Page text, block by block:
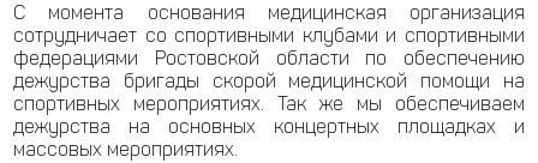
С момента основания медицинская организация
сотрудничает со спортивными клубами и спортивными
федерациями Ростовской области по обеспечению
дежурства бригады скорой медицинской помощи на
спортивных мероприятиях. Так же мы обеспечиваем
дежурства на основных концертных площадках и
массовых мероприятиях.